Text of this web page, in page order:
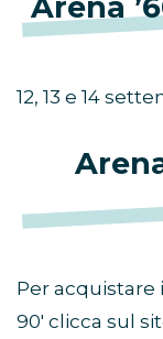
Arena
12, 13 e 14
Per acquistare
90′ clicca sul